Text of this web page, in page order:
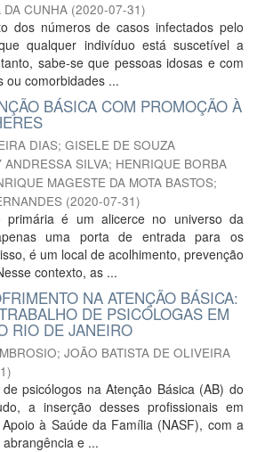
DA CUNHA (2020-07-31)
dos números de casos infectados pelo
qualquer indivíduo está suscetível a
sabe-se que pessoas idosas e com
ou comorbidades ...
BÁSICA COM PROMOÇÃO À
DIAS; GISELE DE SOUZA
ANDRESSA SILVA; HENRIQUE BORBA
MAGESTE DA MOTA BASTOS;
(2020-07-31)
primária é um alicerce no universo da
uma porta de entrada para os
é um local de acolhimento, prevenção
contexto, as ...
NA ATENÇÃO BÁSICA:
DE PSICÓLOGAS EM
RIO DE JANEIRO
; JOÃO BATISTA DE OLIVEIRA
)
psicólogos na Atenção Básica (AB) do
a inserção desses profissionais em
à Saúde da Família (NASF), com a
e ...